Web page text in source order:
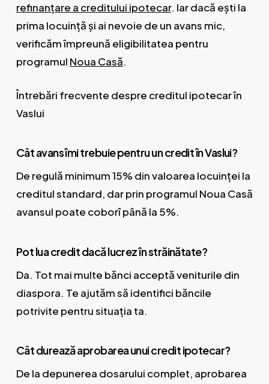
refinanțare a creditului ipotecar. Iar dacă ești la
prima locuință și ai nevoie de un avans mic,
verificăm împreună eligibilitatea pentru
programul Noua Casă.
Întrebări frecvente despre creditul ipotecar în
Vaslui
Cât avans îmi trebuie pentru un credit în Vaslui?
De regulă minimum 15% din valoarea locuinței la
creditul standard, dar prin programul Noua Casă
avansul poate coborî până la 5%.
Pot lua credit dacă lucrez în străinătate?
Da. Tot mai multe bănci acceptă veniturile din
diaspora. Te ajutăm să identifici băncile
potrivite pentru situația ta.
Cât durează aprobarea unui credit ipotecar?
De la depunerea dosarului complet, aprobarea